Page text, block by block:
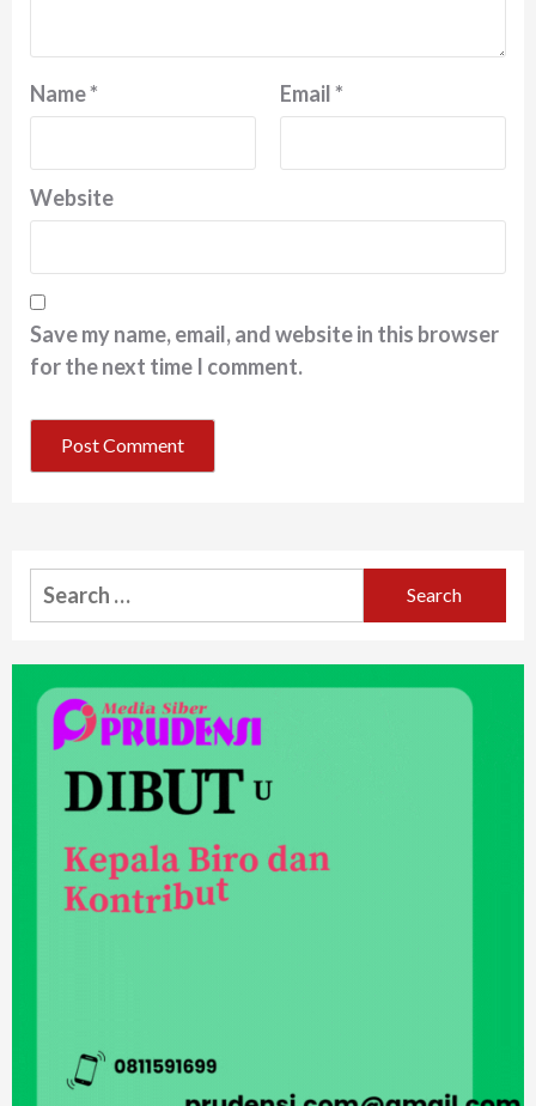
Name* Email*
Website
Save my name, email, and website in this browser
for the next time I comment.